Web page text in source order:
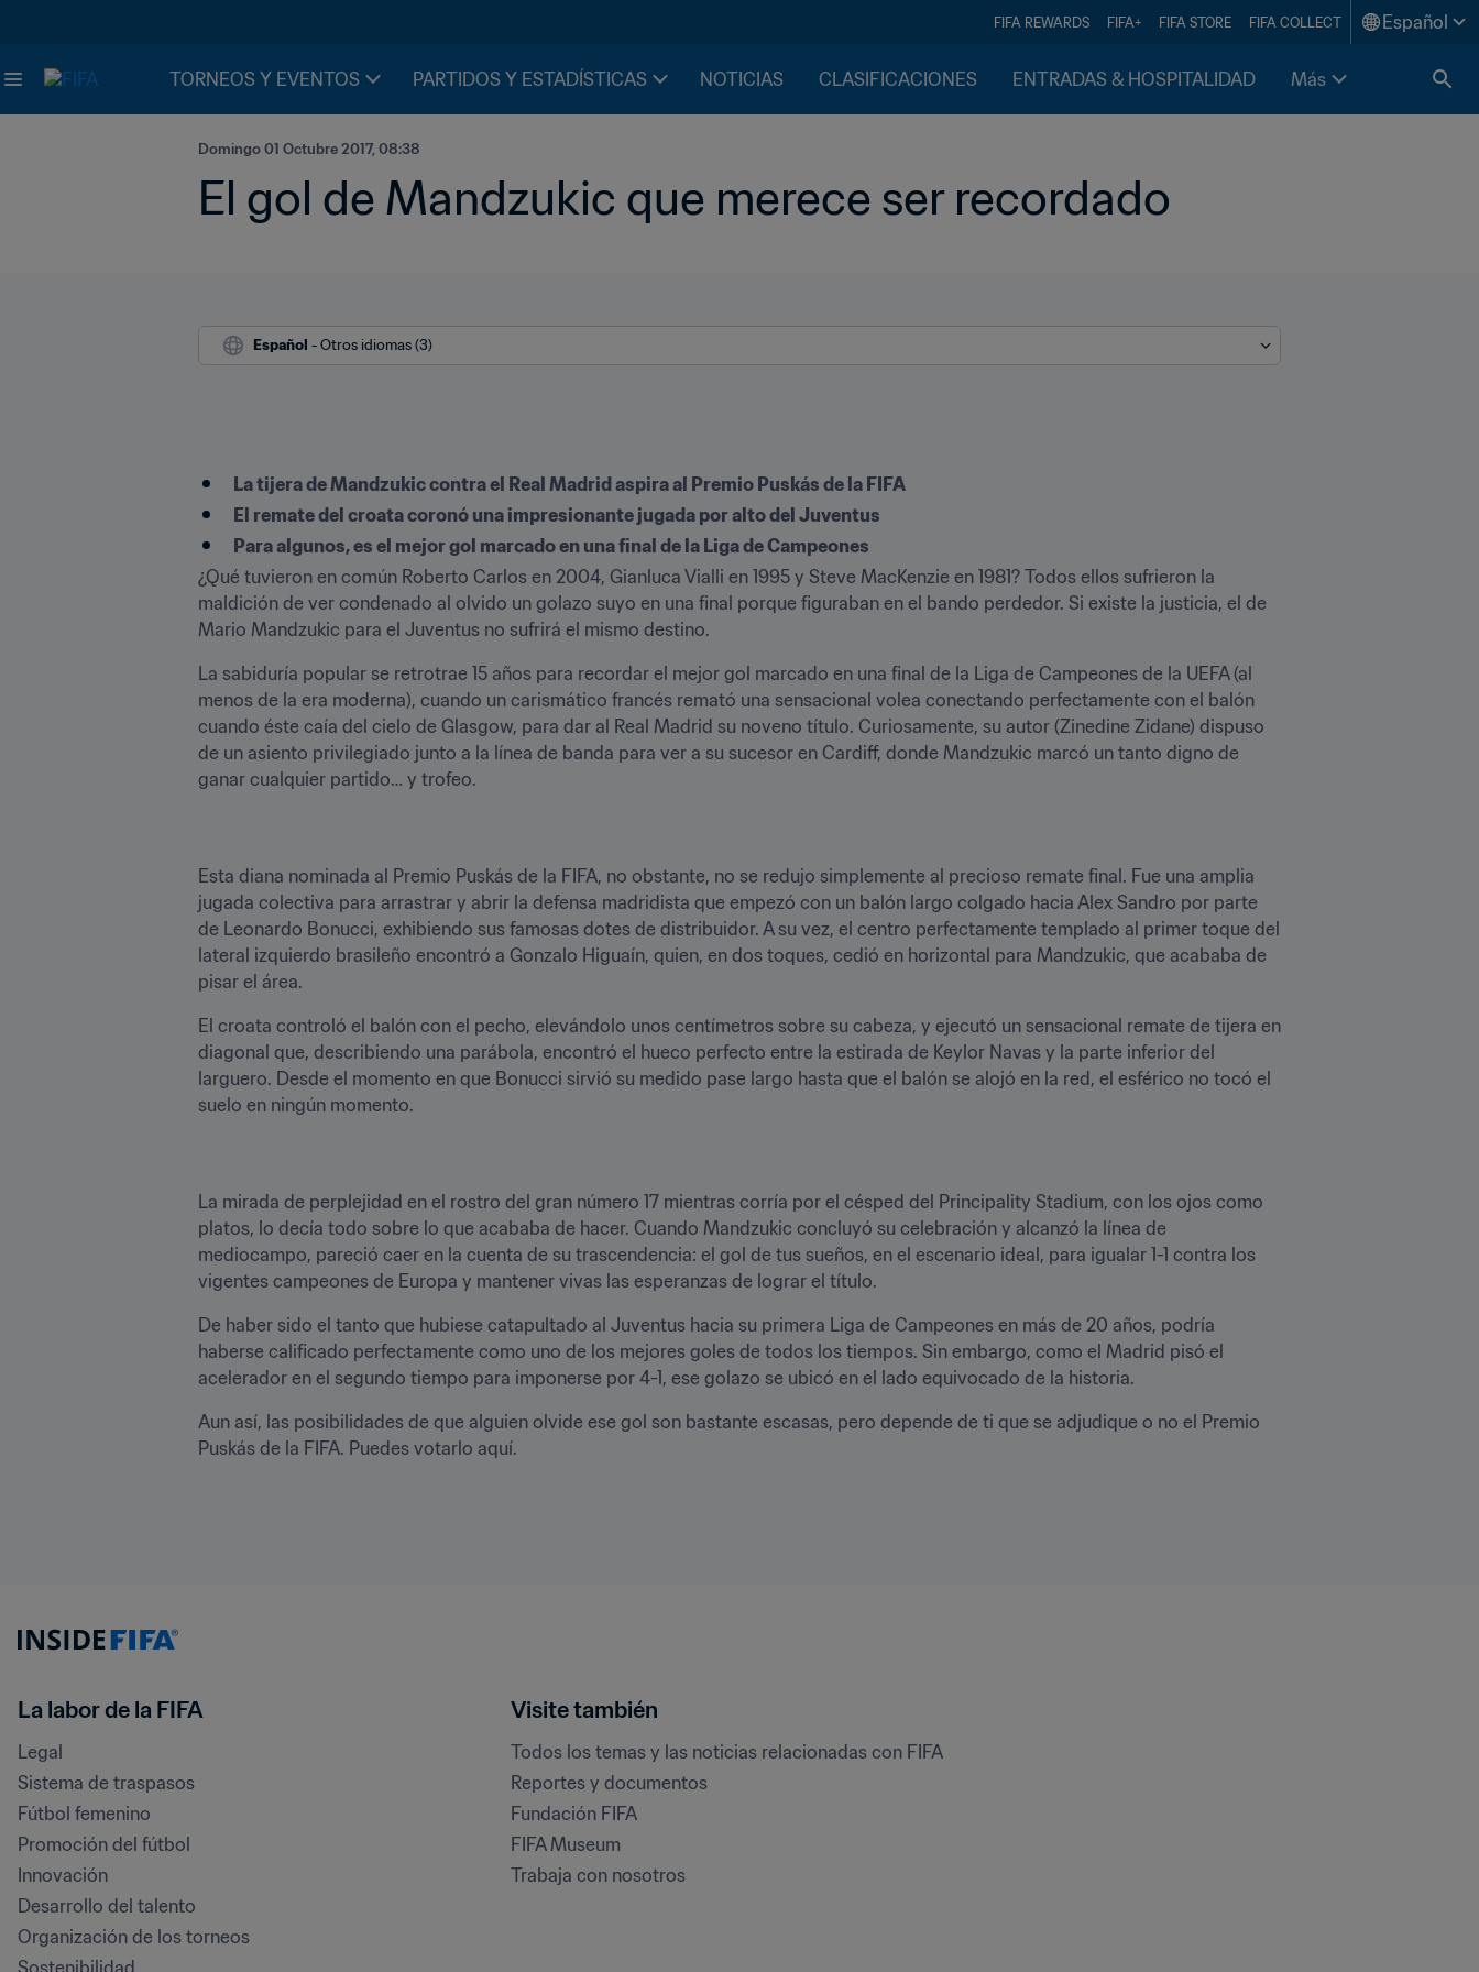
FIFA REWARDS FIFA+ FIFA STORE FIFA COLLECT Español
TORNEOS Y EVENTOS PARTIDOS Y ESTADÍSTICAS NOTICIAS CLASIFICACIONES ENTRADAS & HOSPITALIDAD Más
Domingo 01 Octubre 2017, 08:38
El gol de Mandzukic que merece ser recordado
Español - Otros idiomas (3)
La tijera de Mandzukic contra el Real Madrid aspira al Premio Puskás de la FIFA
El remate del croata coronó una impresionante jugada por alto del Juventus
Para algunos, es el mejor gol marcado en una final de la Liga de Campeones
¿Qué tuvieron en común Roberto Carlos en 2004, Gianluca Vialli en 1995 y Steve MacKenzie en 1981? Todos ellos sufrieron la
maldición de ver condenado al olvido un golazo suyo en una final porque figuraban en el bando perdedor. Si existe la justicia, el de
Mario Mandzukic para el Juventus no sufrirá el mismo destino.
La sabiduría popular se retrotrae 15 años para recordar el mejor gol marcado en una final de la Liga de Campeones de la UEFA (al
menos de la era moderna), cuando un carismático francés remató una sensacional volea conectando perfectamente con el balón
cuando éste caía del cielo de Glasgow, para dar al Real Madrid su noveno título. Curiosamente, su autor (Zinedine Zidane) dispuso
de un asiento privilegiado junto a la línea de banda para ver a su sucesor en Cardiff, donde Mandzukic marcó un tanto digno de
ganar cualquier partido… y trofeo.
Esta diana nominada al Premio Puskás de la FIFA, no obstante, no se redujo simplemente al precioso remate final. Fue una amplia
jugada colectiva para arrastrar y abrir la defensa madridista que empezó con un balón largo colgado hacia Alex Sandro por parte
de Leonardo Bonucci, exhibiendo sus famosas dotes de distribuidor. A su vez, el centro perfectamente templado al primer toque del
lateral izquierdo brasileño encontró a Gonzalo Higuaín, quien, en dos toques, cedió en horizontal para Mandzukic, que acababa de
pisar el área.
El croata controló el balón con el pecho, elevándolo unos centímetros sobre su cabeza, y ejecutó un sensacional remate de tijera en
diagonal que, describiendo una parábola, encontró el hueco perfecto entre la estirada de Keylor Navas y la parte inferior del
larguero. Desde el momento en que Bonucci sirvió su medido pase largo hasta que el balón se alojó en la red, el esférico no tocó el
suelo en ningún momento.
La mirada de perplejidad en el rostro del gran número 17 mientras corría por el césped del Principality Stadium, con los ojos como
platos, lo decía todo sobre lo que acababa de hacer. Cuando Mandzukic concluyó su celebración y alcanzó la línea de
mediocampo, pareció caer en la cuenta de su trascendencia: el gol de tus sueños, en el escenario ideal, para igualar 1-1 contra los
vigentes campeones de Europa y mantener vivas las esperanzas de lograr el título.
De haber sido el tanto que hubiese catapultado al Juventus hacia su primera Liga de Campeones en más de 20 años, podría
haberse calificado perfectamente como uno de los mejores goles de todos los tiempos. Sin embargo, como el Madrid pisó el
acelerador en el segundo tiempo para imponerse por 4-1, ese golazo se ubicó en el lado equivocado de la historia.
Aun así, las posibilidades de que alguien olvide ese gol son bastante escasas, pero depende de ti que se adjudique o no el Premio
Puskás de la FIFA. Puedes votarlo aquí.
La labor de la FIFA
Legal
Sistema de traspasos
Fútbol femenino
Promoción del fútbol
Innovación
Desarrollo del talento
Organización de los torneos
Sostenibilidad
Visite también
Todos los temas y las noticias relacionadas con FIFA
Reportes y documentos
Fundación FIFA
FIFA Museum
Trabaja con nosotros